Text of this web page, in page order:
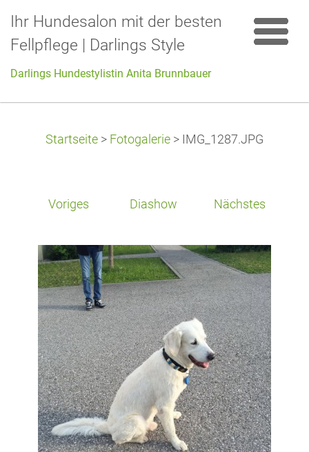
Ihr Hundesalon mit der besten
Fellpflege | Darlings Style
Darlings Hundestylistin Anita Brunnbauer
Startseite > Fotogalerie > IMG_1287.JPG
Voriges Diashow Nächstes